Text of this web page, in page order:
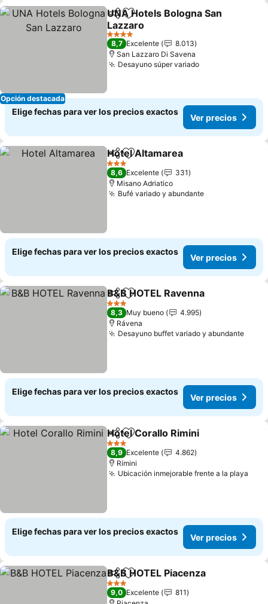
Opción destacada
CompartirAgregar a favoritos
UNA Hotels Bologna San
Lazzaro
4 Estrellas
8,7 Excelente
8.013
San Lazzaro Di Savena
Desayuno súper variado
Elige fechas para ver los precios exactos
Ver precios
CompartirAgregar a favoritos
Hotel Altamarea
3 Estrellas
8,6 Excelente
331
Misano Adriatico
Bufé variado y abundante
Elige fechas para ver los precios exactos
Ver precios
CompartirAgregar a favoritos
B&B HOTEL Ravenna
3 Estrellas
8,3 Muy bueno
4.995
Rávena
Desayuno buffet variado y abundante
Elige fechas para ver los precios exactos
Ver precios
CompartirAgregar a favoritos
Hotel Corallo Rimini
3 Estrellas
8,9 Excelente
4.862
Rímini
Ubicación inmejorable frente a la playa
Elige fechas para ver los precios exactos
Ver precios
CompartirAgregar a favoritos
B&B HOTEL Piacenza
3 Estrellas
9,0 Excelente
811